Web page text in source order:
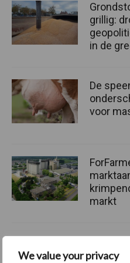
We value your privacy
grillig:
in de
De
voor
markt
Themapagina's